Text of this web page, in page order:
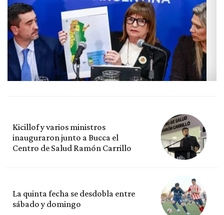
Kicillof y varios ministros
inauguraron junto a Bucca el
Centro de Salud Ramón Carrillo
La quinta fecha se desdobla entre
sábado y domingo